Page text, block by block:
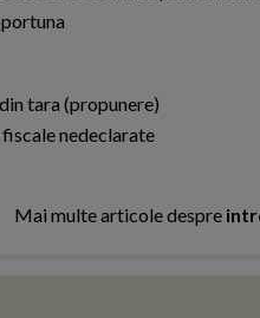
tara (propunere)
nedeclarate
Mai multe articole despre